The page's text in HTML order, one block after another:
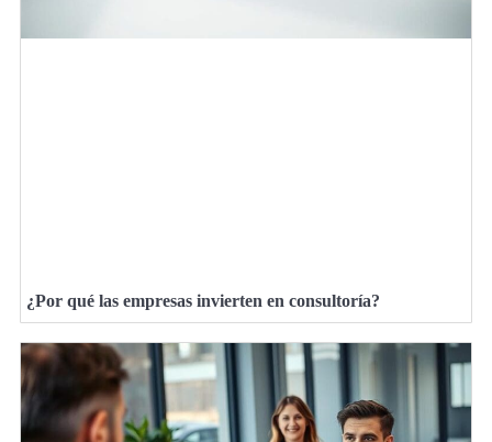
¿Por qué las empresas invierten en consultoría?